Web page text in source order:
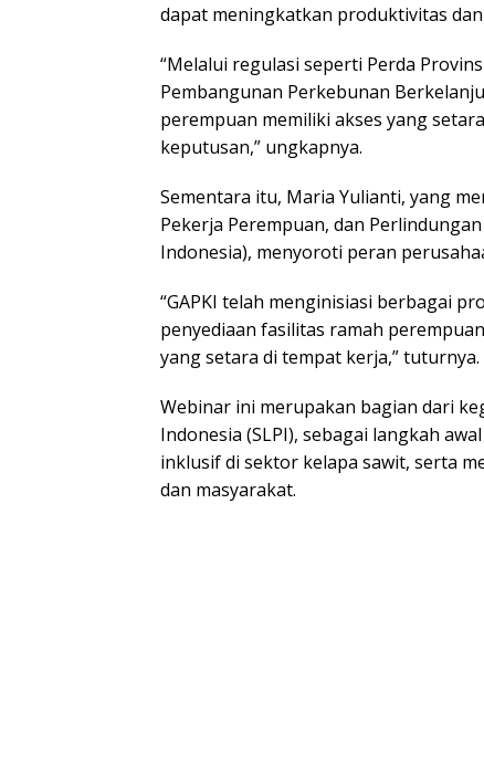
dapat meningkatkan produktivitas
“Melalui regulasi seperti Perda
Pembangunan Perkebunan
perempuan memiliki akses yang
keputusan,” ungkapnya.
Sementara itu, Maria Yulianti, yang
Pekerja Perempuan, dan
Indonesia), menyoroti peran
“GAPKI telah menginisiasi berbagai
penyediaan fasilitas ramah
yang setara di tempat kerja,” tuturnya.
Webinar ini merupakan bagian dari
Indonesia (SLPI), sebagai langkah
inklusif di sektor kelapa sawit, serta
dan masyarakat.